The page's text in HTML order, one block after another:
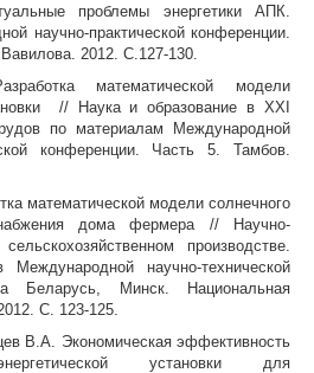
проблемы энергетики АПК.
научно-практической конференции.
2012. С.127-130.
математической модели
// Наука и образование в ХХI
по материалам Международной
конференции. Часть 5. Тамбов.
математической модели солнечного
дома фермера // Научно-
производстве.
научно-технической
Беларусь, Минск. Национальная
С. 123-125.
В.А. Экономическая эффективность
установки для